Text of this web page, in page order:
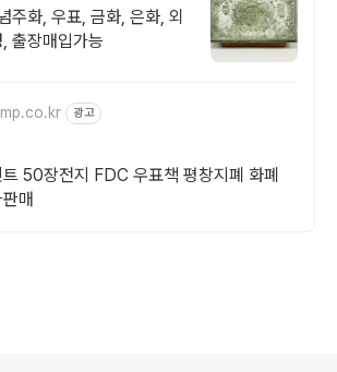
주화, 우표, 금화, 은화, 외
출장매입가능
광고
50장전지 FDC 우표책 평창지폐 화폐
매